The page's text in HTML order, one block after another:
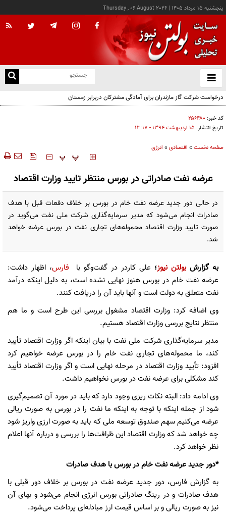
پنجشنبه ۱۵ مرداد ۱۴۰۵ |
Thursday , 06 August 2026
باز
و
درخواست شرکت گاز مازندران برای آمادگی مشترکان دربرابر زمستان
کد خبر: ۲۵۶۴۸۰
تاریخ انتشار: ۱۵ ارديبهشت ۱۳۹۴ - ۱۳:۱۷
صفحه نخست » اقتصادی » انرژی
‍‍‍ پ پ
عرضه نفت صادراتی در بورس منتظر تایید وزارت اقتصاد
در حالی دور جدید عرضه نفت خام در بورس بر خلاف دفعات قبل با هدف
صادرات انجام می‌شود که مدیر سرمایه‌گذاری شرکت ملی نفت می‌گوید در
صورت تایید وزارت اقتصاد محموله‌های تجاری نفت در بورس عرضه خواهد
شد.
به گزارشبولتن نیوز؛ علی کاردر در گفت‌وگو با فارس، اظهار داشت:
عرضه نفت خام در بورس هنوز نهایی نشده است، به دلیل اینکه درآمد
نفت متعلق به دولت است و آنها باید آن را دریافت کنند.
وی اضافه کرد: وزارت اقتصاد مشغول بررسی این طرح است و ما هم
منتظر نتایج بررسی وزارت اقتصاد هستیم.
مدیر سرمایه‌گذاری شرکت ملی نفت با بیان اینکه اگر وزارت اقتصاد تأیید
کند، ما محموله‌های تجاری نفت خام را در بورس عرضه خواهیم کرد
افزود: تأیید وزارت اقتصاد در مرحله نهایی است و اگر وزارت اقتصاد تأیید
کند مشکلی برای عرضه نفت در بورس نخواهیم داشت.
وی ادامه داد: البته نکات ریزی وجود دارد که باید در مورد آن تصمیم‌گیری
شود از جمله اینکه با توجه به اینکه ما نفت را در بورس به صورت ریالی
عرضه می‌کنیم سهم صندوق توسعه ملی که باید به صورت ارزی واریز شود
چه خواهد شد که وزارت اقتصاد این ظرافت‌ها را بررسی و درباره آنها اعلام
نظر خواهد کرد.
*دور جدید عرضه نفت خام در بورس با هدف صادرات
به گزارش فارس، دور جدید عرضه نفت در بورس بر خلاف دور قبلی با
هدف صادرات و در رینگ صادراتی بورس انرژی انجام می‌شود و بهای آن
نیز به صورت ریالی و بر اساس قیمت ارز مبادله‌ای پرداخت می‌شود.